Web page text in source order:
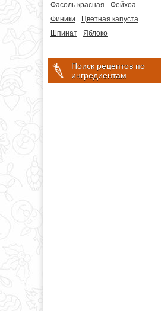
Фасоль красная
Фейхоа
Финики
Цветная капуста
Шпинат
Яблоко
Поиск рецептов по
ингредиентам